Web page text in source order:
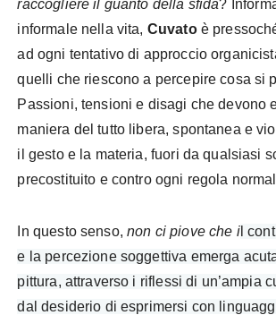
raccogliere il guanto della sfida?
informale nella vita, Cuvatoè
ad ogni tentativo di approccio
quelli che riescono a percepire cosa si
Passioni, tensioni e disagi che devono
maniera del tutto libera, spontanea e
il gesto e la materia, fuori da qualsiasi
precostituito e contro ogni regola
In questo senso,non ci piove che il
e la percezione soggettiva emerga
pittura, attraverso i riflessi di un’ampia
dal desiderio di esprimersi con